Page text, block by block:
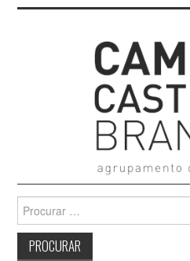
Search
for: